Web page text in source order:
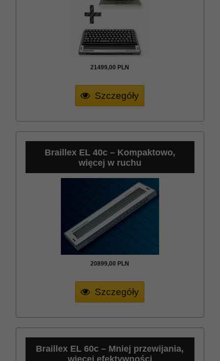
21499,00 PLN
Szczegóły
Braillex EL 40c – Kompaktowo,
więcej w ruchu
20899,00 PLN
Szczegóły
Braillex EL 60c – Mniej przewijania,
więcej efektywności